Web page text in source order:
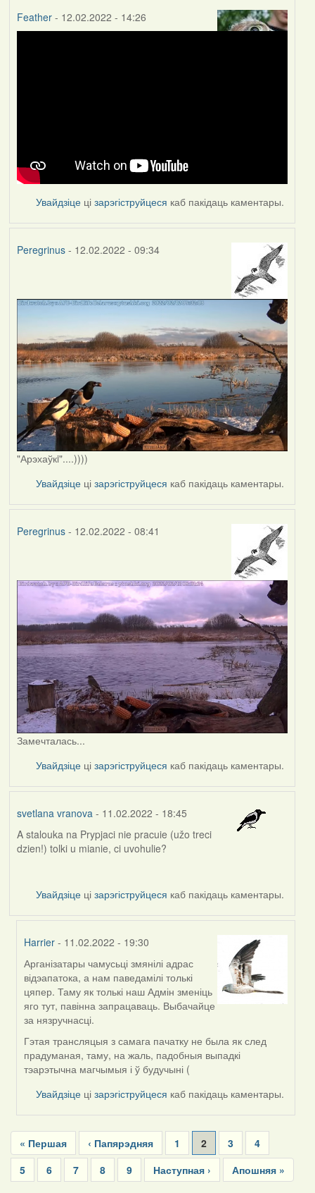
Feather- 12.02.2022 - 14:26
Увайдзіце цізарэгіструйцеся каб пакідаць каментары.
Peregrinus- 12.02.2022 - 09:34
"Арэхаўкi"....))))
Увайдзіце цізарэгіструйцеся каб пакідаць каментары.
Peregrinus- 12.02.2022 - 08:41
Замечталась...
Увайдзіце цізарэгіструйцеся каб пакідаць каментары.
svetlana vranova- 11.02.2022 - 18:45
A stalouka na Prypjaci nie pracuie (užo treci
dzien!) tolki u mianie, ci uvohulie?
Увайдзіце цізарэгіструйцеся каб пакідаць каментары.
Harrier - 11.02.2022 - 19:30
In
reply
to
by
svetlana
vranova
Арганізатары чамусьці змянілі адрас
відэапатока, а нам паведамілі толькі
цяпер. Таму як толькі наш Адмін зменіць
яго тут, павінна запрацаваць. Выбачайце
за нязручнасці.
Гэтая трансляцыя з самага пачатку не была як след
прадуманая, таму, на жаль, падобныя выпадкі
тэарэтычна магчымыя і ў будучыні (
Увайдзіце цізарэгіструйцеся каб пакідаць каментары.
Pagination
First
page
« Першая
Previous
page
‹ Папярэдняя Page
1
Current
page
2 Page
3 Page
4
Page
5 Page
6 Page
7 Page
8 Page
9
Next
page
Наступная ›
Last
page
Апошняя »